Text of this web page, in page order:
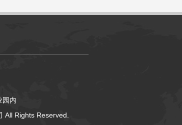
园内
All Rights Reserved.